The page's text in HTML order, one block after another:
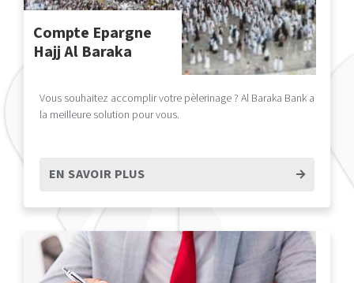
Compte Epargne
Hajj Al Baraka
Vous souhaitez accomplir votre pèlerinage ? Al Baraka Bank a
la meilleure solution pour vous.
EN SAVOIR PLUS